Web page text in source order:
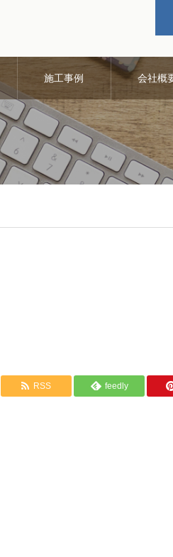
施工事例 会社概
RSS feedly